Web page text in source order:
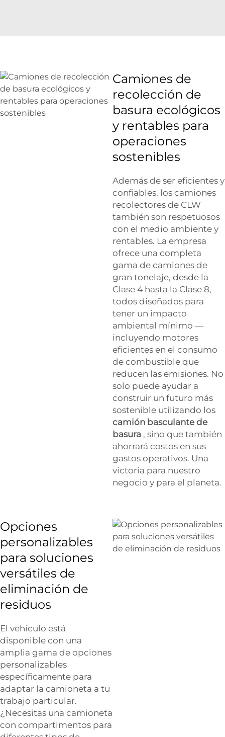
Camiones de
recolección de
basura ecológicos
y rentables para
operaciones
sostenibles
Además de ser eficientes y
confiables, los camiones
recolectores de CLW
también son respetuosos
con el medio ambiente y
rentables. La empresa
ofrece una completa
gama de camiones de
gran tonelaje, desde la
Clase 4 hasta la Clase 8,
todos diseñados para
tener un impacto
ambiental mínimo —
incluyendo motores
eficientes en el consumo
de combustible que
reducen las emisiones. No
solo puede ayudar a
construir un futuro más
sostenible utilizando los
camión basculante de
basura , sino que también
ahorrará costos en sus
gastos operativos. Una
victoria para nuestro
negocio y para el planeta.
Opciones
personalizables
para soluciones
versátiles de
eliminación de
residuos
El vehículo está
disponible con una
amplia gama de opciones
personalizables
específicamente para
adaptar la camioneta a tu
trabajo particular.
¿Necesitas una camioneta
con compartimentos para